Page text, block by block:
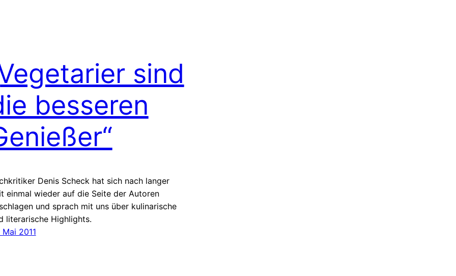
sind
besseren
Denis Scheck hat sich nach langer
einmal wieder auf die Seite der Autoren
und sprach mit uns über kulinarische
literarische Highlights.
Mai 2011